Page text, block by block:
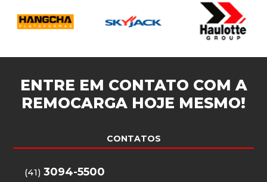
ENTRE EM CONTATO COM A
REMOCARGA HOJE MESMO!
CONTATOS
(41)3094-5500